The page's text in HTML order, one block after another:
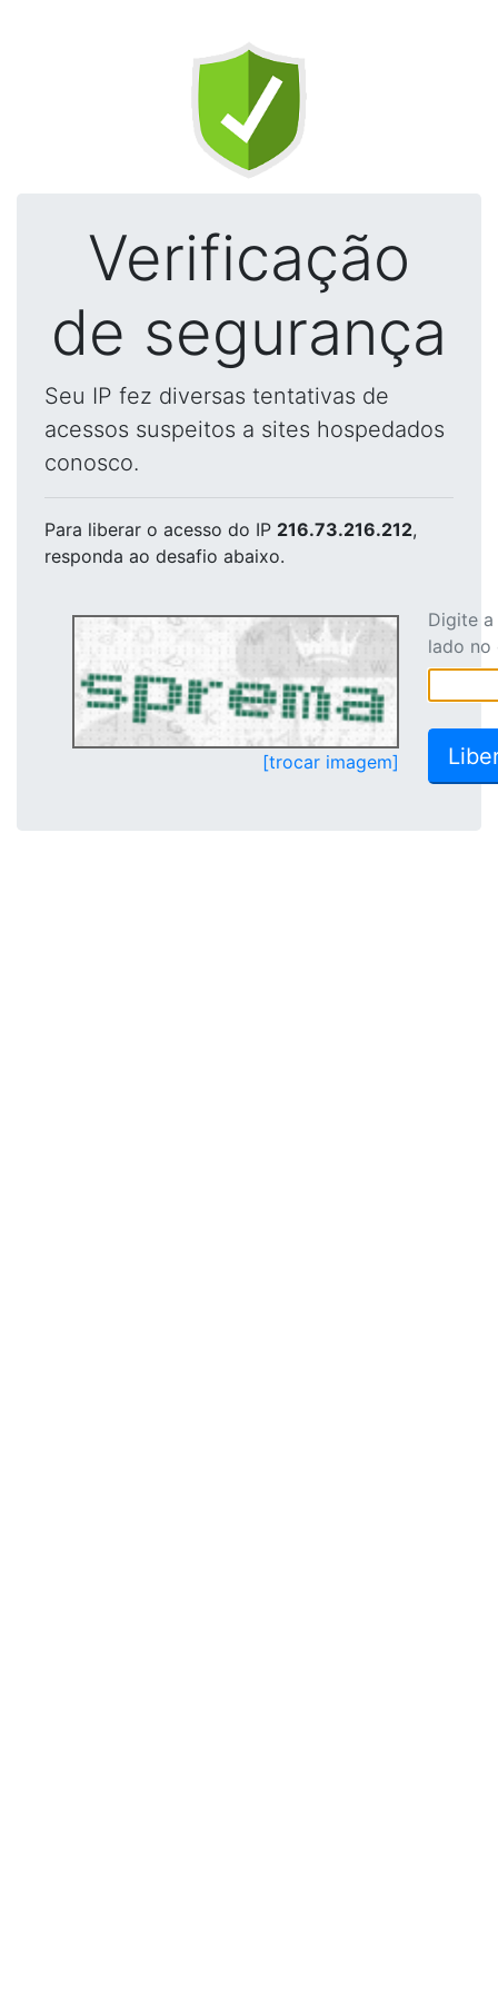
Verificação
de segurança
Seu IP fez diversas tentativas de
acessos suspeitos a sites hospedados
conosco.
Para liberar o acesso do IP 216.73.216.212,
responda ao desafio abaixo.
[trocar imagem]
Digite
lado no